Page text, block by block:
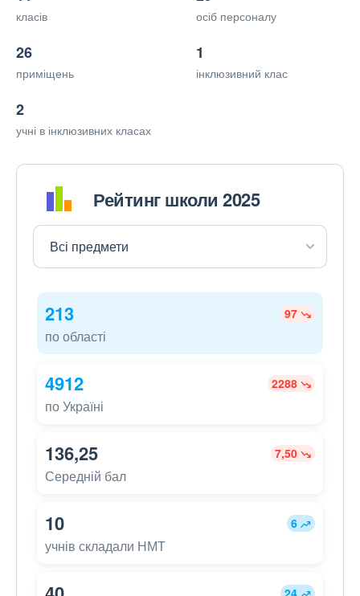
класів осіб персоналу
26
приміщень
1
інклюзивний клас
2
учні в інклюзивних класах
Рейтинг школи 2025
213 97
по області
4912 2288
по Україні
136,25 7,50
Середній бал
10 6
учнів складали НМТ